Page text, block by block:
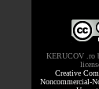
KERUCOV .ro
Creative
Noncommercial-